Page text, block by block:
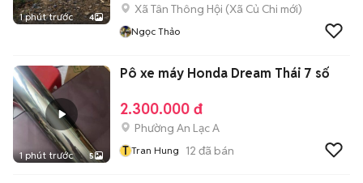
1 phút trước 4
Xã Tân Thông Hội (Xã Củ Chi mới)
Ngọc Thảo
1 phút trước 5
Pô xe máy Honda Dream Thái 7 số
2.300.000 đ
Phường An Lạc A
T Tran Hung 12 đã bán